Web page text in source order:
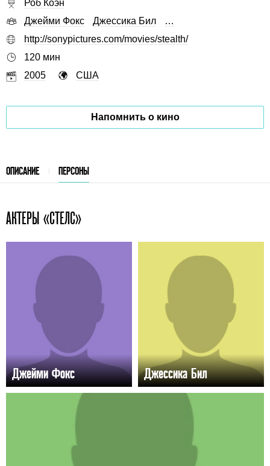
Роб Коэн
Джейми Фокс
Джессика Бил
…
http://sonypictures.com/movies/stealth/
120 мин
2005
США
Напомнить о кино
ОПИСАНИЕ ПЕРСОНЫ
АКТЕРЫ «СТЕЛС»
Джейми Фокс Джессика Бил